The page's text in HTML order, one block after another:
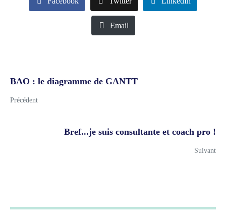
Email
BAO : le diagramme de GANTT
Précédent
Bref...je suis consultante et coach pro !
Suivant